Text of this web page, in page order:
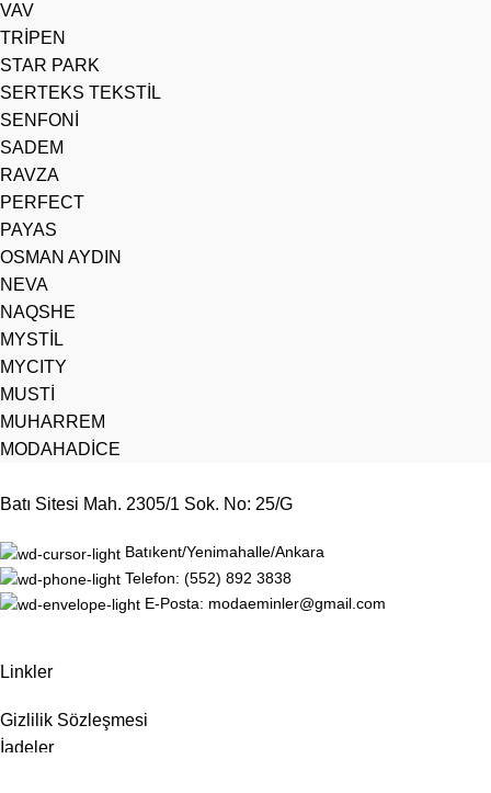
VAV
TRİPEN
STAR PARK
SERTEKS TEKSTİL
SENFONİ
SADEM
RAVZA
PERFECT
PAYAS
OSMAN AYDIN
NEVA
NAQSHE
MYSTİL
MYCITY
MUSTİ
MUHARREM
MODAHADİCE
Batı Sitesi Mah. 2305/1 Sok. No: 25/G
Batıkent/Yenimahalle/Ankara
Telefon: (552) 892 3838
E-Posta: modaeminler@gmail.com
Linkler
Gizlilik Sözleşmesi
İadeler